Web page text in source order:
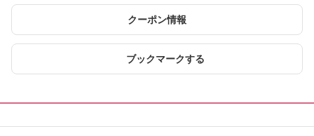
クーポン情報
ブックマークする